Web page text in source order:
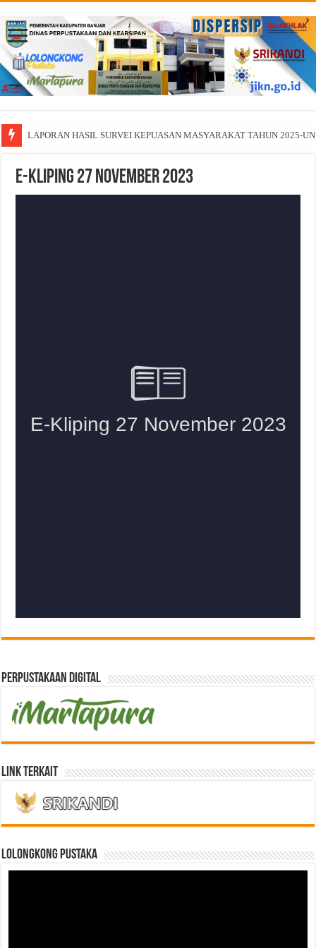
LAPORAN HASIL SURVEI KEPUASAN MASYARAKAT TAHUN 2025-
E-Kliping 27 November 2023
Perpustakaan Digital
Link Terkait
LOLONGKONG PUSTAKA